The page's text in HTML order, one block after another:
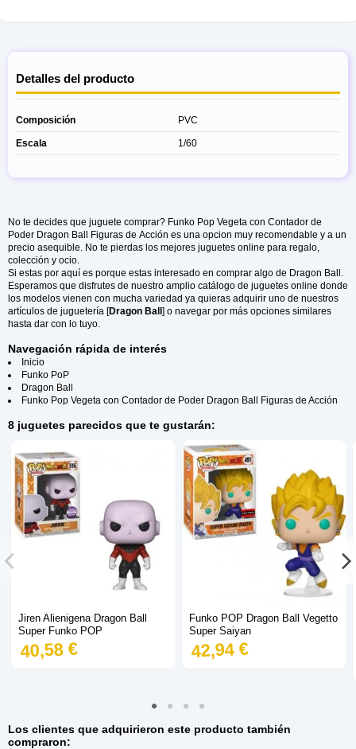
Detalles del producto
Composición PVC
Escala 1/60
No te decides que juguete comprar? Funko Pop Vegeta con Contador de
Poder Dragon Ball Figuras de Acción es una opcion muy recomendable y a un
precio asequible. No te pierdas los mejores juguetes online para regalo,
colección y ocio.
Si estas por aquí es porque estas interesado en comprar algo de Dragon Ball.
Esperamos que disfrutes de nuestro amplio catálogo de juguetes online donde
los modelos vienen con mucha variedad ya quieras adquirir uno de nuestros
artículos de juguetería [Dragon Ball ] o navegar por más opciones similares
hasta dar con lo tuyo.
Navegación rápida de interés
Inicio
Funko PoP
Dragon Ball
Funko Pop Vegeta con Contador de Poder Dragon Ball Figuras de Acción
8 juguetes parecidos que te gustarán:
Jiren Alienigena Dragon Ball
Super Funko POP
40,58 €
Funko POP Dragon Ball Vegetto
Super Saiyan
42,94 €
Los clientes que adquirieron este producto también
compraron: